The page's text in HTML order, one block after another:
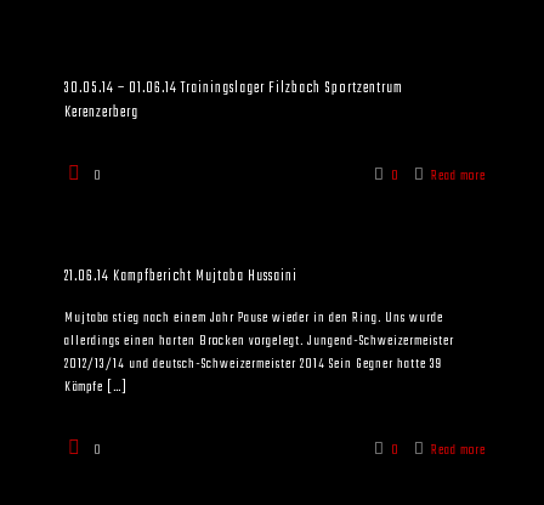
30.05.14 – 01.06.14 Trainingslager Filzbach Sportzentrum
Kerenzerberg
0 0 Read more
21.06.14 Kampfbericht Mujtaba Hussaini
Mujtaba stieg nach einem Jahr Pause wieder in den Ring. Uns wurde
allerdings einen harten Brocken vorgelegt. Jungend-Schweizermeister
2012/13/14 und deutsch-Schweizermeister 2014 Sein Gegner hatte 39
Kämpfe […]
0 0 Read more